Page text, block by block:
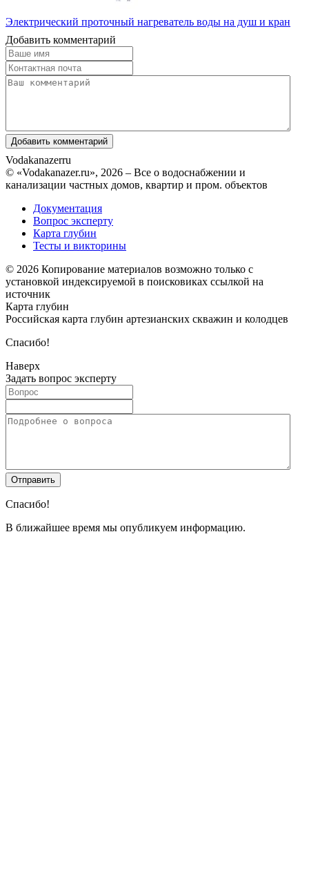
Электрический проточный нагреватель воды на душ и кран
Добавить комментарий
Vodakanazerru
© «Vodakanazer.ru», 2026 – Все о водоснабжении и
канализации частных домов, квартир и пром. объектов
Документация
Вопрос эксперту
Карта глубин
Тесты и викторины
© 2026 Копирование материалов возможно только с
установкой индексируемой в поисковиках ссылкой на
источник
Карта глубин
Российская карта глубин артезианских скважин и колодцев
Спасибо!
Наверх
Задать вопрос эксперту
Спасибо!
В ближайшее время мы опубликуем информацию.